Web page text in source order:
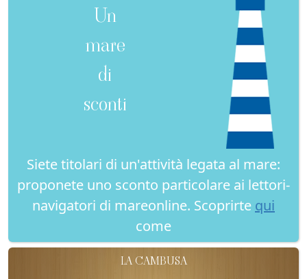
Un
mare
di
sconti
Siete titolari di un'attività legata al mare:
proponete uno sconto particolare ai lettori-
navigatori di mareonline. Scoprirte qui
come
LA CAMBUSA